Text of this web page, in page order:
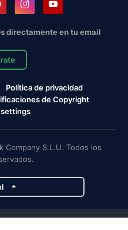
directamente en tu email
Política de privacidad
de Copyright
S.L.U. Todos los